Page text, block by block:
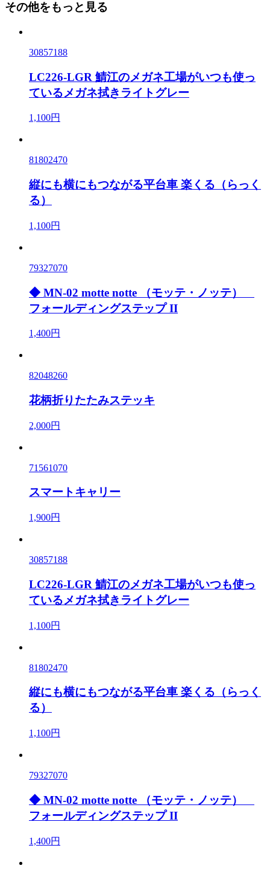
その他をもっと見る
30857188
LC226-LGR 鯖江のメガネ工場がいつも使っ
ているメガネ拭きライトグレー
1,100円
81802470
縦にも横にもつながる平台車 楽くる（らっく
る）
1,100円
79327070
◆ MN-02 motte notte （モッテ・ノッテ）
フォールディングステップ II
1,400円
82048260
花柄折りたたみステッキ
2,000円
71561070
スマートキャリー
1,900円
30857188
LC226-LGR 鯖江のメガネ工場がいつも使っ
ているメガネ拭きライトグレー
1,100円
81802470
縦にも横にもつながる平台車 楽くる（らっく
る）
1,100円
79327070
◆ MN-02 motte notte （モッテ・ノッテ）
フォールディングステップ II
1,400円